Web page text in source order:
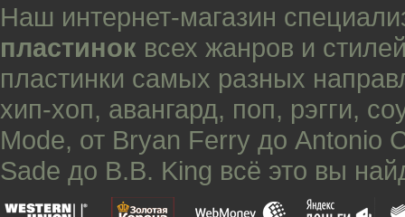
Наш интернет-магазин
пластинок всех жанров и
пластинки самых разных
хип-хоп, авангард, поп, рэгги,
Mode, от Bryan Ferry до Antonio
Sade до B.B. King всё это вы